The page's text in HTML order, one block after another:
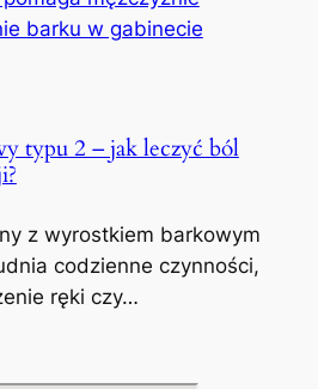
typu 2 – jak leczyć ból
z wyrostkiem barkowym
codzienne czynności,
ręki czy…